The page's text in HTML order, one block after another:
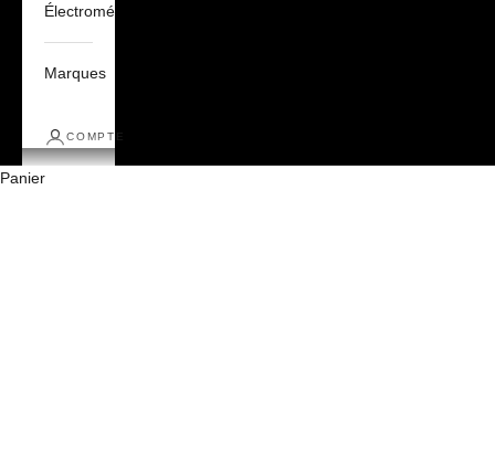
Électroménagers
Marques
COMPTE
Panier